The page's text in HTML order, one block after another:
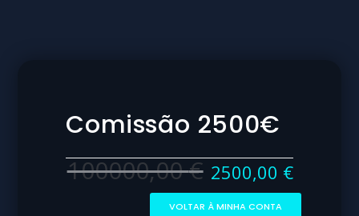
Comissão 2500€
100000,00€ 2500,00 €
VOLTAR À MINHA CONTA